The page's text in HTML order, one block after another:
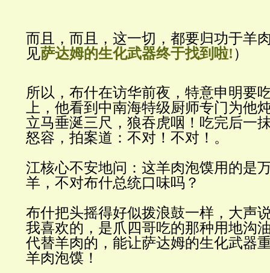
而且，而且，这一切，都要归功于羊
见萨达姆的生化武器终于找到啦!）
所以，布什在访华前夜，特意申明要
上，他看到中南海特级厨师专门为他
立马垂涎三尺，狼吞虎咽！吃完后一
怒容，拍案道：不对！不对！。
江核心不安地问：这羊肉泡馍用的是
羊，不对布什总统口味吗？
布什把头摇得好似拨浪鼓一样，大声
我喜欢的，是爪四哥吃的那种用地沟
代替羊肉的，能让萨达姆的生化武器
羊肉泡馍！